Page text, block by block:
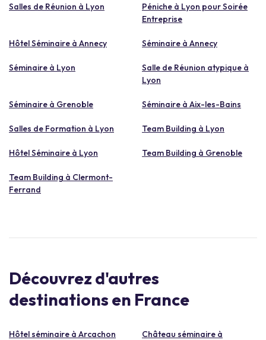
Salles de Réunion à Lyon
Péniche à Lyon pour Soirée
Entreprise
Hôtel Séminaire à Annecy Séminaire à Annecy
Séminaire à Lyon
Salle de Réunion atypique à
Lyon
Séminaire à Grenoble Séminaire à Aix-les-Bains
Salles de Formation à Lyon Team Building à Lyon
Hôtel Séminaire à Lyon Team Building à Grenoble
Team Building à Clermont-
Ferrand
Découvrez d'autres
destinations en France
Hôtel séminaire à Arcachon
Château séminaire à